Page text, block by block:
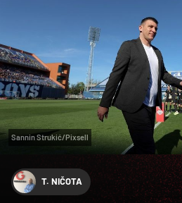
Sannin Strukić/Pixsell
T. NIČOTA